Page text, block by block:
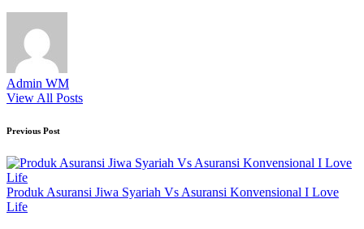
Admin WM
View All Posts
Post
navigation
Previous Post
Produk Asuransi Jiwa Syariah Vs Asuransi Konvensional I Love
Life